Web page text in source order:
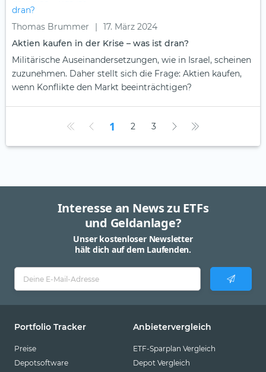
Thomas Brummer |
17. März 2024
Aktien kaufen in der Krise – was ist dran?
Militärische Auseinandersetzungen, wie in Israel, scheinen
zuzunehmen. Daher stellt sich die Frage: Aktien kaufen,
wenn Konflikte den Markt beeinträchtigen?
1 2 3
Interesse an News zu ETFs
und Geldanlage?
Unser kostenloser Newsletter
hält dich auf dem Laufenden.
Portfolio Tracker
Preise
Depotsoftware
Anbietervergleich
ETF-Sparplan Vergleich
Depot Vergleich